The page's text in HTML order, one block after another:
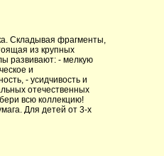
Складывая фрагменты,
из крупных
развивают: - мелкую
и
- усидчивость и
отечественных
всю коллекцию!
Для детей от 3-х